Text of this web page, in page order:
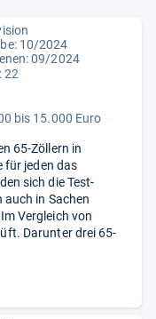
10/2024
09/2024
22
bis 15.000 Euro
65-Zöllern in
für jeden das
sich die Test-
in Sachen
Vergleich von
Darunter drei 65-